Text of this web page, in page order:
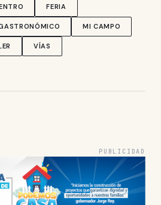
FERIA
MI CAMPO
VÍAS
PUBLICIDAD